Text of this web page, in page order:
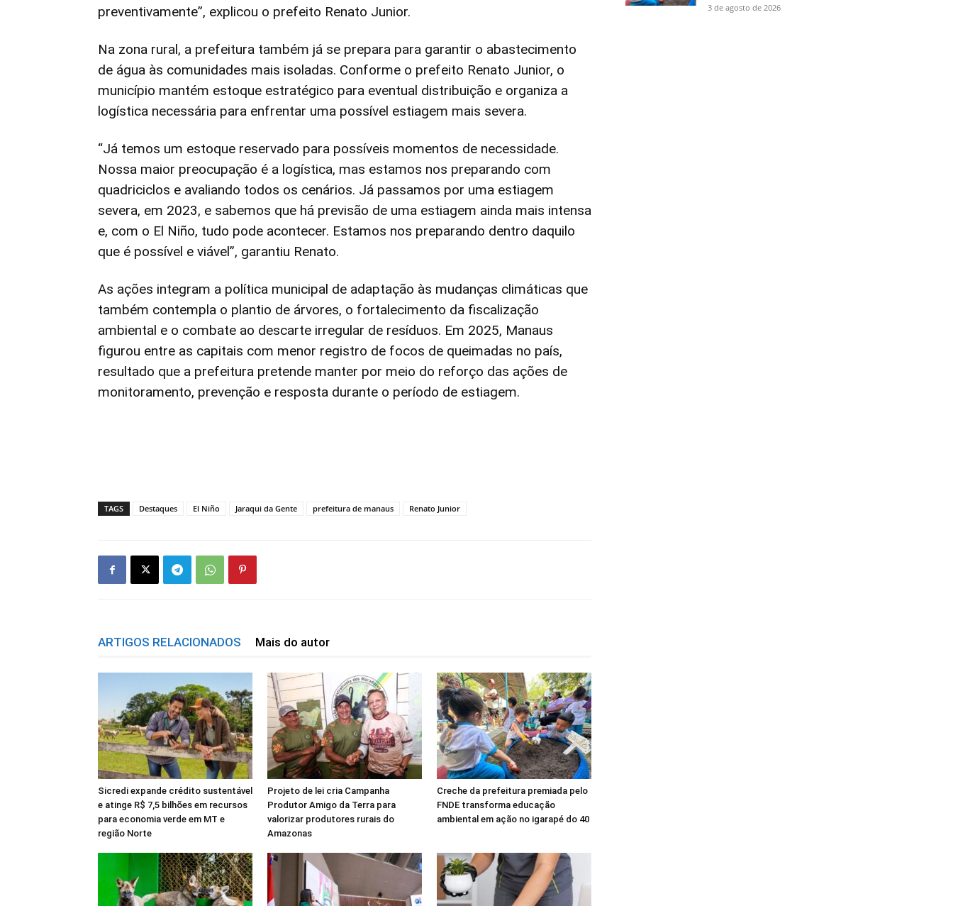
preventivamente”, explicou o prefeito Renato Junior.
Na zona rural, a prefeitura também já se prepara para garantir o abastecimento
de água às comunidades mais isoladas. Conforme o prefeito Renato Junior, o
município mantém estoque estratégico para eventual distribuição e organiza a
logística necessária para enfrentar uma possível estiagem mais severa.
“Já temos um estoque reservado para possíveis momentos de necessidade.
Nossa maior preocupação é a logística, mas estamos nos preparando com
quadriciclos e avaliando todos os cenários. Já passamos por uma estiagem
severa, em 2023, e sabemos que há previsão de uma estiagem ainda mais intensa
e, com o El Niño, tudo pode acontecer. Estamos nos preparando dentro daquilo
que é possível e viável”, garantiu Renato.
As ações integram a política municipal de adaptação às mudanças climáticas que
também contempla o plantio de árvores, o fortalecimento da fiscalização
ambiental e o combate ao descarte irregular de resíduos. Em 2025, Manaus
figurou entre as capitais com menor registro de focos de queimadas no país,
resultado que a prefeitura pretende manter por meio do reforço das ações de
monitoramento, prevenção e resposta durante o período de estiagem.
TAGS Destaques El Niño Jaraqui da Gente prefeitura de manaus Renato Junior
ARTIGOS RELACIONADOS Mais do autor
Sicredi expande crédito sustentável
e atinge R$ 7,5 bilhões em recursos
para economia verde em MT e
região Norte
Projeto de lei cria Campanha
Produtor Amigo da Terra para
valorizar produtores rurais do
Amazonas
Creche da prefeitura premiada pelo
FNDE transforma educação
ambiental em ação no igarapé do 40
3 de agosto de 2026